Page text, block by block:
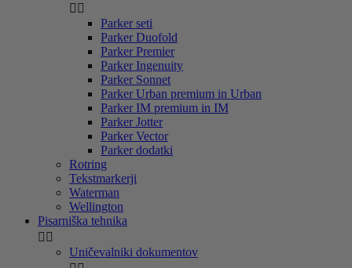
 
Parker seti
Parker Duofold
Parker Premier
Parker Ingenuity
Parker Sonnet
Parker Urban premium in Urban
Parker IM premium in IM
Parker Jotter
Parker Vector
Parker dodatki
Rotring
Tekstmarkerji
Waterman
Wellington
Pisarniška tehnika
 
Uničevalniki dokumentov